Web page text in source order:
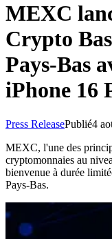
MEXC
Crypto
Pays-Bas
iPhone 16
Press ReleasePublié4
MEXC, l'une des
cryptomonnaies au
bienvenue à durée
Pays-Bas.